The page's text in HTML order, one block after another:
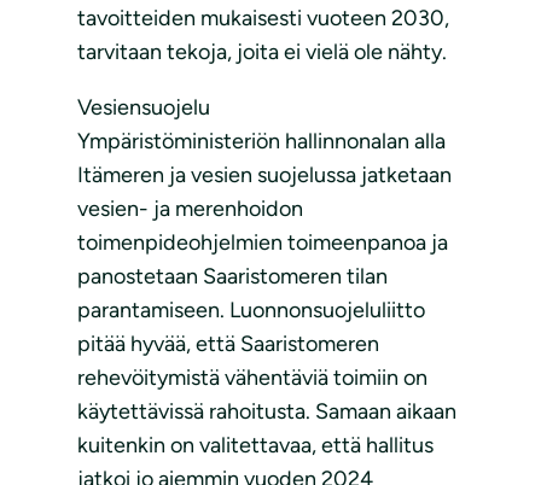
tavoitteiden mukaisesti vuoteen 2030,
tarvitaan tekoja, joita ei vielä ole nähty.
Vesiensuojelu
Ympäristöministeriön hallinnonalan alla
Itämeren ja vesien suojelussa jatketaan
vesien- ja merenhoidon
toimenpideohjelmien toimeenpanoa ja
panostetaan Saaristomeren tilan
parantamiseen. Luonnonsuojeluliitto
pitää hyvää, että Saaristomeren
rehevöitymistä vähentäviä toimiin on
käytettävissä rahoitusta. Samaan aikaan
kuitenkin on valitettavaa, että hallitus
jatkoi jo aiemmin vuoden 2024